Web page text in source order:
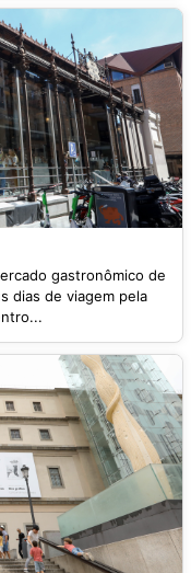
gastronômico de
dias de viagem pela